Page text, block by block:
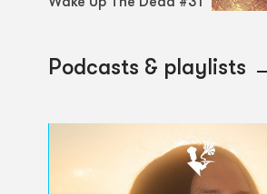
Podcasts & playlists